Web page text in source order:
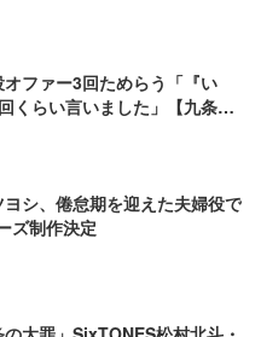
ファー3回ためらう「『い
くらい言いました」【九条の
シ、倦怠期を迎えた夫婦役で
ズ制作決定